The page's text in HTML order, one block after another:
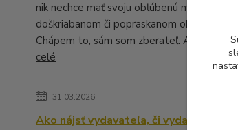
nik nechce mať svoju obľúbenú muziku v
doškriabanom či popraskanom obale.
Chápem to, sám som zberateľ. A ...
celé
31.03.2026
Ako nájsť vydavateľa, či vydať vlastnú